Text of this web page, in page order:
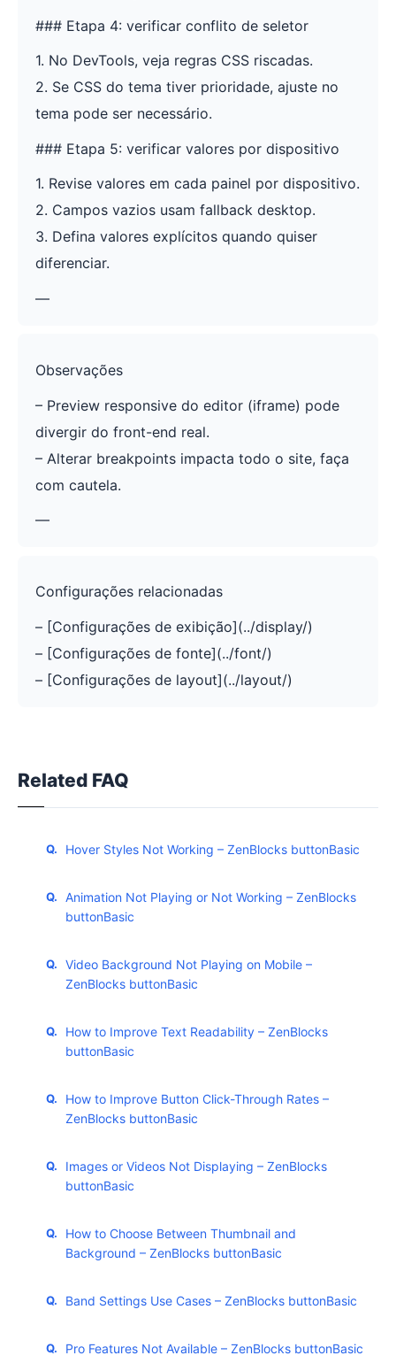
### Etapa 4: verificar conflito de seletor
1. No DevTools, veja regras CSS riscadas.
2. Se CSS do tema tiver prioridade, ajuste no
tema pode ser necessário.
### Etapa 5: verificar valores por dispositivo
1. Revise valores em cada painel por dispositivo.
2. Campos vazios usam fallback desktop.
3. Defina valores explícitos quando quiser
diferenciar.
—
Observações
– Preview responsive do editor (iframe) pode
divergir do front-end real.
– Alterar breakpoints impacta todo o site, faça
com cautela.
—
Configurações relacionadas
– [Configurações de exibição](../display/)
– [Configurações de fonte](../font/)
– [Configurações de layout](../layout/)
Related FAQ
Hover Styles Not Working – ZenBlocks buttonBasic
Animation Not Playing or Not Working – ZenBlocks
buttonBasic
Video Background Not Playing on Mobile –
ZenBlocks buttonBasic
How to Improve Text Readability – ZenBlocks
buttonBasic
How to Improve Button Click-Through Rates –
ZenBlocks buttonBasic
Images or Videos Not Displaying – ZenBlocks
buttonBasic
How to Choose Between Thumbnail and
Background – ZenBlocks buttonBasic
Band Settings Use Cases – ZenBlocks buttonBasic
Pro Features Not Available – ZenBlocks buttonBasic